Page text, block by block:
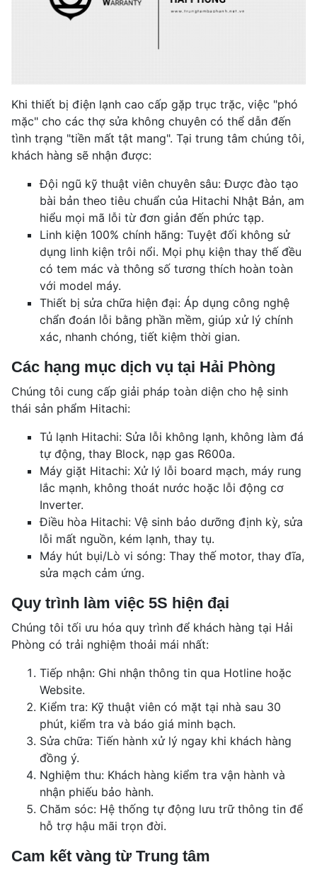
Khi thiết bị điện lạnh cao cấp gặp trục trặc, việc "phó
mặc" cho các thợ sửa không chuyên có thể dẫn đến
tình trạng "tiền mất tật mang". Tại trung tâm chúng tôi,
khách hàng sẽ nhận được:
Đội ngũ kỹ thuật viên chuyên sâu: Được đào tạo
bài bản theo tiêu chuẩn của Hitachi Nhật Bản, am
hiểu mọi mã lỗi từ đơn giản đến phức tạp.
Linh kiện 100% chính hãng: Tuyệt đối không sử
dụng linh kiện trôi nổi. Mọi phụ kiện thay thế đều
có tem mác và thông số tương thích hoàn toàn
với model máy.
Thiết bị sửa chữa hiện đại: Áp dụng công nghệ
chẩn đoán lỗi bằng phần mềm, giúp xử lý chính
xác, nhanh chóng, tiết kiệm thời gian.
Các hạng mục dịch vụ tại Hải Phòng
Chúng tôi cung cấp giải pháp toàn diện cho hệ sinh
thái sản phẩm Hitachi:
Tủ lạnh Hitachi: Sửa lỗi không lạnh, không làm đá
tự động, thay Block, nạp gas R600a.
Máy giặt Hitachi: Xử lý lỗi board mạch, máy rung
lắc mạnh, không thoát nước hoặc lỗi động cơ
Inverter.
Điều hòa Hitachi: Vệ sinh bảo dưỡng định kỳ, sửa
lỗi mất nguồn, kém lạnh, thay tụ.
Máy hút bụi/Lò vi sóng: Thay thế motor, thay đĩa,
sửa mạch cảm ứng.
Quy trình làm việc 5S hiện đại
Chúng tôi tối ưu hóa quy trình để khách hàng tại Hải
Phòng có trải nghiệm thoải mái nhất:
Tiếp nhận: Ghi nhận thông tin qua Hotline hoặc
Website.
Kiểm tra: Kỹ thuật viên có mặt tại nhà sau 30
phút, kiểm tra và báo giá minh bạch.
Sửa chữa: Tiến hành xử lý ngay khi khách hàng
đồng ý.
Nghiệm thu: Khách hàng kiểm tra vận hành và
nhận phiếu bảo hành.
Chăm sóc: Hệ thống tự động lưu trữ thông tin để
hỗ trợ hậu mãi trọn đời.
Cam kết vàng từ Trung tâm